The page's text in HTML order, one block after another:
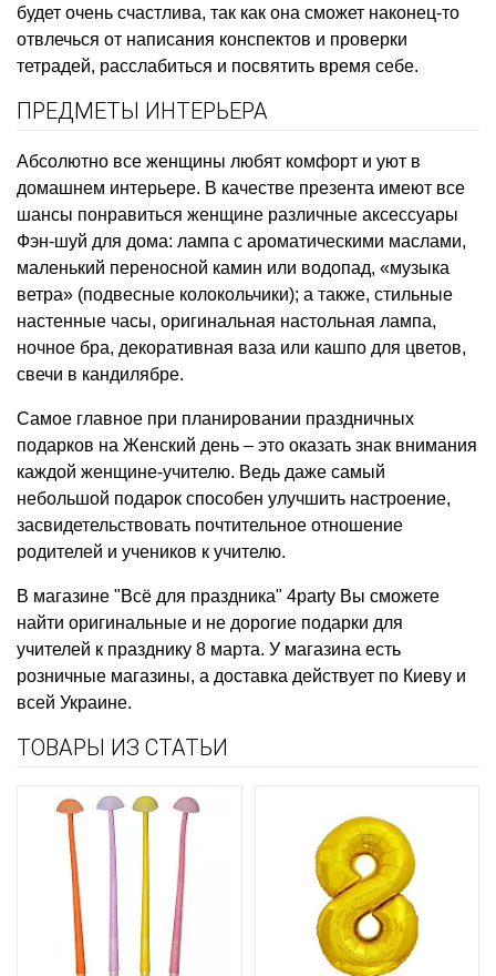
будет очень счастлива, так как она сможет наконец-то
отвлечься от написания конспектов и проверки
тетрадей, расслабиться и посвятить время себе.
ПРЕДМЕТЫ ИНТЕРЬЕРА
Абсолютно все женщины любят комфорт и уют в
домашнем интерьере. В качестве презента имеют все
шансы понравиться женщине различные аксессуары
Фэн-шуй для дома: лампа с ароматическими маслами,
маленький переносной камин или водопад, «музыка
ветра» (подвесные колокольчики); а также, стильные
настенные часы, оригинальная настольная лампа,
ночное бра, декоративная ваза или кашпо для цветов,
свечи в кандилябре.
Самое главное при планировании праздничных
подарков на Женский день – это оказать знак внимания
каждой женщине-учителю. Ведь даже самый
небольшой подарок способен улучшить настроение,
засвидетельствовать почтительное отношение
родителей и учеников к учителю.
В магазине "Всё для праздника" 4party Вы сможете
найти оригинальные и не дорогие подарки для
учителей к празднику 8 марта. У магазина есть
розничные магазины, а доставка действует по Киеву и
всей Украине.
ТОВАРЫ ИЗ СТАТЬИ